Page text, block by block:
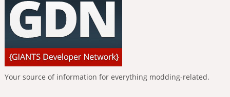
Your source of information for everything modding-related.